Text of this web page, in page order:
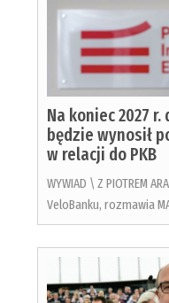
Na koniec 2027
będzie wynosił
w relacji do PKB
WYWIAD \ Z PIOTREM
VeloBanku, rozmawia